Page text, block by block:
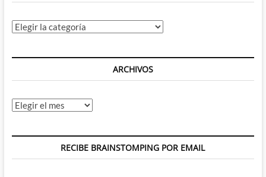
Categorías
ARCHIVOS
Archivos
RECIBE BRAINSTOMPING POR EMAIL